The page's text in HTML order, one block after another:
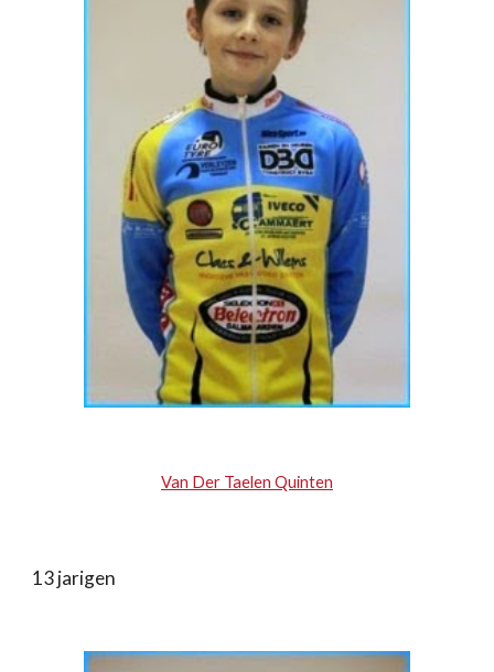
Van Der Taelen Quinten
13 jarigen